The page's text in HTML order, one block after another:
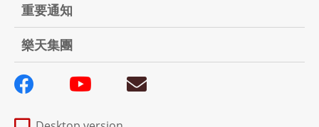
重要通知
樂天集團